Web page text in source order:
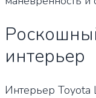
интерьер
Интерьер Toyota